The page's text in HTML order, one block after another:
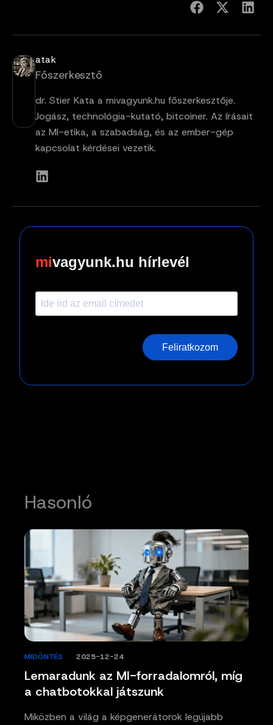
atak
Főszerkesztő
dr. Stier Kata a mivagyunk.hu főszerkesztője.
Jogász, technológia-kutató, bitcoiner. Az írásait
az MI-etika, a szabadság, és az ember-gép
kapcsolat kérdései vezetik.
vagyunk.hu hírlevél
Feliratkozom
Hasonló
Lemaradunk az MI-forradalomról, míg
a chatbotokkal játszunk
MIDÖNTÉS 2025-12-24
Miközben a világ a képgenerátorok legújabb